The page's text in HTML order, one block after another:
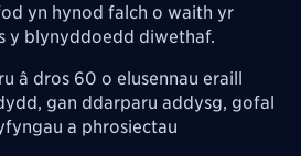
yn hynod falch o waith yr
y blynyddoedd diwethaf.
â dros 60 o elusennau eraill
gan ddarparu addysg, gofal
a phrosiectau